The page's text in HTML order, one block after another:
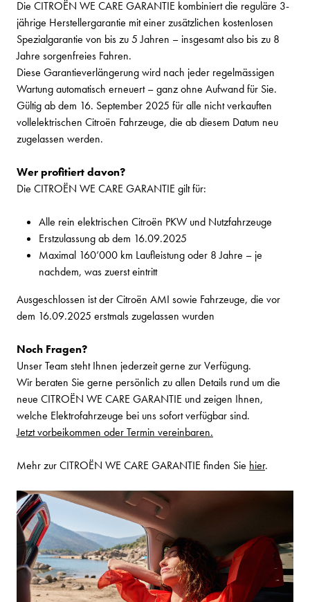
Die CITROËN WE CARE GARANTIE kombiniert die reguläre 3-
jährige Herstellergarantie mit einer zusätzlichen kostenlosen
Spezialgarantie von bis zu 5 Jahren – insgesamt also bis zu 8
Jahre sorgenfreies Fahren.
Diese Garantieverlängerung wird nach jeder regelmässigen
Wartung automatisch erneuert – ganz ohne Aufwand für Sie.
Gültig ab dem 16. September 2025 für alle nicht verkauften
vollelektrischen Citroën Fahrzeuge, die ab diesem Datum neu
zugelassen werden.
Wer profitiert davon?
Die CITROËN WE CARE GARANTIE gilt für:
Alle rein elektrischen Citroën PKW und Nutzfahrzeuge
Erstzulassung ab dem 16.09.2025
Maximal 160’000 km Laufleistung oder 8 Jahre – je
nachdem, was zuerst eintritt
Ausgeschlossen ist der Citroën AMI sowie Fahrzeuge, die vor
dem 16.09.2025 erstmals zugelassen wurden
Noch Fragen?
Unser Team steht Ihnen jederzeit gerne zur Verfügung.
Wir beraten Sie gerne persönlich zu allen Details rund um die
neue CITROËN WE CARE GARANTIE und zeigen Ihnen,
welche Elektrofahrzeuge bei uns sofort verfügbar sind.
Jetzt vorbeikommen oder Termin vereinbaren.
Mehr zur CITROËN WE CARE GARANTIE finden Sie hier.